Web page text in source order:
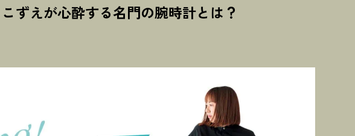
こずえが心酔する名門の腕時計とは ？